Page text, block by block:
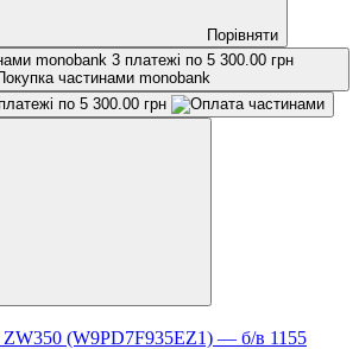
Порівняти
monobank 3 платежі по 5 300.00 грн
по 5 300.00 грн